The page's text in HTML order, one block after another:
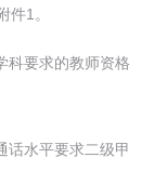
1。
科要求的教师资格
话水平要求二级甲